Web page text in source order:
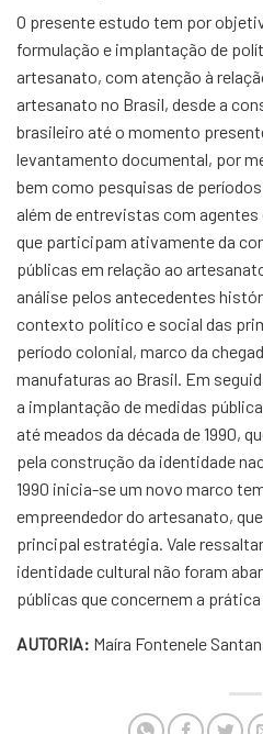
O presente estudo tem por
formulação e implantação de
artesanato, com atenção à
artesanato no Brasil, desde a
brasileiro até o momento
levantamento documental, por
bem como pesquisas de
além de entrevistas com
que participam ativamente da
públicas em relação ao
análise pelos antecedentes
contexto político e social das
período colonial, marco da
manufaturas ao Brasil. Em
a implantação de medidas
até meados da década de 1990,
pela construção da identidade
1990 inicia-se um novo marco
empreendedor do artesanato,
principal estratégia. Vale
identidade cultural não foram
públicas que concernem a
AUTORIA: Maíra Fontenele